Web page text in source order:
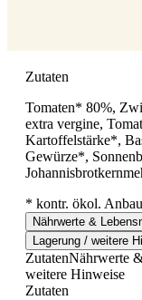
Zutaten
Tomaten* 80%,
extra vergine,
Kartoffelstärke*,
Gewürze*,
* kontr. ökol. Anbau
Nährwerte &
Lagerung / weitere
ZutatenNährwerte
weitere Hinweise
Zutaten